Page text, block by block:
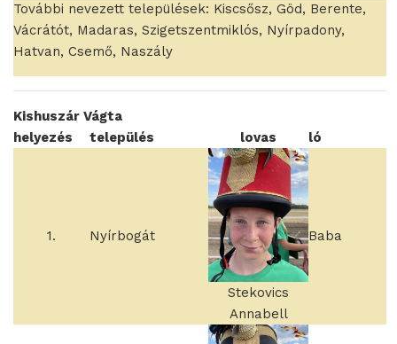
További nevezett települések: Kiscsősz, Göd, Berente,
Vácrátót, Madaras, Szigetszentmiklós, Nyírpadony,
Hatvan, Csemő, Naszály
Kishuszár Vágta
helyezés
település lovas ló
1. Nyírbogát
Stekovics
Annabell
Baba